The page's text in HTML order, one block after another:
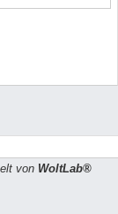
von WoltLab®